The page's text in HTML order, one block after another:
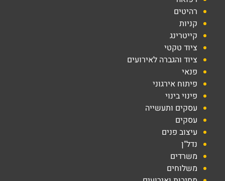
רהיטים
קניות
קייטרינג
ציוד טקטי
ציוד והגברה לאירועים
פנאי
פיתוח אירגוני
פינוי בינוי
עסקים ותעשייה
עסקים
עיצוב פנים
נדל"ן
משרדים
משלוחים